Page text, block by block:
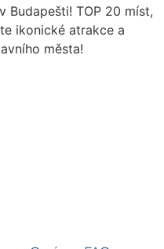
Budapešti! TOP 20 míst,
ikonické atrakce a
města!